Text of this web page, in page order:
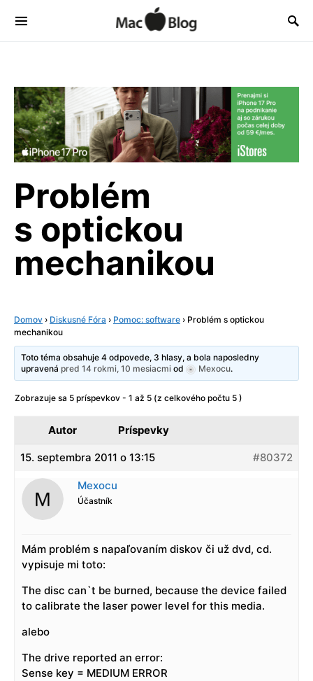
Problém
s optickou
mechanikou
Domov › Diskusné Fóra › Pomoc: software › Problém s optickou
mechanikou
Toto téma obsahuje 4 odpovede, 3 hlasy, a bola naposledny
upravenápred 14 rokmi, 10 mesiacmi od Mexocu.
Zobrazuje sa 5 príspevkov - 1 až 5 (z celkového počtu 5 )
Autor Príspevky
15. septembra 2011 o 13:15 #80372
Mexocu
Účastník
Mám problém s napaľovaním diskov či už dvd, cd.
vypisuje mi toto:
The disc can`t be burned, because the device failed
to calibrate the laser power level for this media.
alebo
The drive reported an error:
Sense key = MEDIUM ERROR